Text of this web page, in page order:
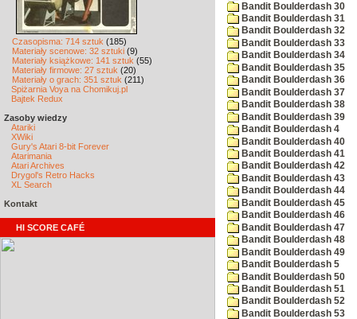
Czasopisma: 714 sztuk (185)
Materiały scenowe: 32 sztuki (9)
Materiały książkowe: 141 sztuk (55)
Materiały firmowe: 27 sztuk (20)
Materiały o grach: 351 sztuk (211)
Spiżarnia Voya na Chomikuj.pl
Bajtek Redux
Zasoby wiedzy
Atariki
XWiki
Gury's Atari 8-bit Forever
Atarimania
Atari Archives
Drygol's Retro Hacks
XL Search
Kontakt
HI SCORE CAFÉ
Bandit Boulderdash 30
Bandit Boulderdash 31
Bandit Boulderdash 32
Bandit Boulderdash 33
Bandit Boulderdash 34
Bandit Boulderdash 35
Bandit Boulderdash 36
Bandit Boulderdash 37
Bandit Boulderdash 38
Bandit Boulderdash 39
Bandit Boulderdash 4
Bandit Boulderdash 40
Bandit Boulderdash 41
Bandit Boulderdash 42
Bandit Boulderdash 43
Bandit Boulderdash 44
Bandit Boulderdash 45
Bandit Boulderdash 46
Bandit Boulderdash 47
Bandit Boulderdash 48
Bandit Boulderdash 49
Bandit Boulderdash 5
Bandit Boulderdash 50
Bandit Boulderdash 51
Bandit Boulderdash 52
Bandit Boulderdash 53